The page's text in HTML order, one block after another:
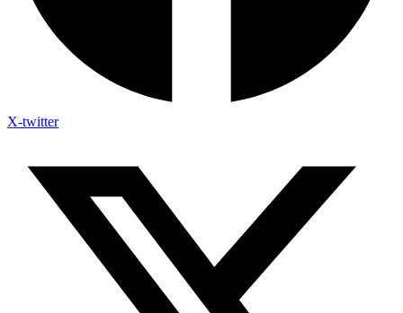
X-twitter